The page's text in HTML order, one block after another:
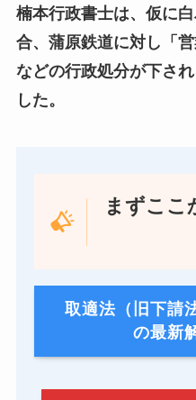
楠本行政書士は、仮に
合、蒲原鉄道に対し「
などの行政処分が下さ
した。
まずここ
取適法（旧下請
の最新